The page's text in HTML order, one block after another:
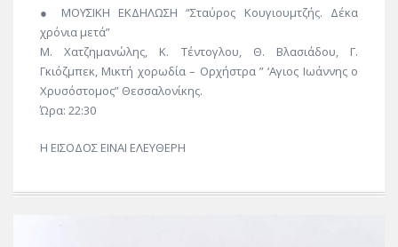
● ΜΟΥΣΙΚΗ ΕΚΔΗΛΩΣΗ “Σταύρος Κουγιουμτζής. Δέκα
χρόνια μετά”
Μ. Χατζημανώλης, Κ. Τέντογλου, Θ. Βλασιάδου, Γ.
Γκιόζμπεκ, Μικτή χορωδία – Ορχήστρα ” ‘Αγιος Ιωάννης ο
Χρυσόστομος” Θεσσαλονίκης.
Ώρα: 22:30
Η ΕΙΣΟΔΟΣ ΕΙΝΑΙ ΕΛΕΥΘΕΡΗ